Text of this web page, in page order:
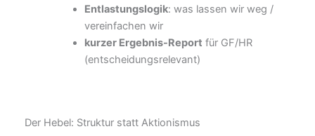
Entlastungslogik: was lassen wir weg /
vereinfachen wir
kurzer Ergebnis-Report für GF/HR
(entscheidungsrelevant)
Der Hebel: Struktur statt Aktionismus